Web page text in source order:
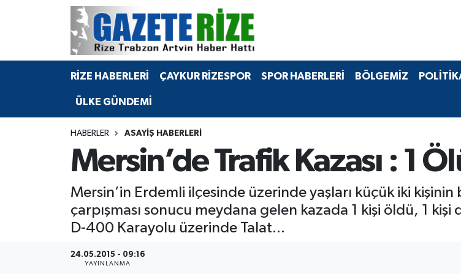
RİZE HABERLERİ ÇAYKUR RİZESPOR SPOR HABERLERİ BÖLGEMİZ
ÜLKE GÜNDEMİ
HABERLER ASAYIŞ HABERLERI
Mersin’de Trafik Kazası : 1
Mersin’in Erdemli ilçesinde üzerinde yaşları küçük iki
çarpışması sonucu meydana gelen kazada 1 kişi öldü, 1
D-400 Karayolu üzerinde Talat...
24.05.2015 - 09:16
YAYINLANMA
BÖLGEMİZ
Rize Jandarma Komutanlığı
Bilim Teknoloji
Advertising news
Merkez Nöbetçi Eczaneler
Merkez Hava Durumu
Merkez Trafik Yoğunluk Haritası
Süper Lig Puan Durumu ve Fikstür
Tüm Manşetler
Haber Arşivi